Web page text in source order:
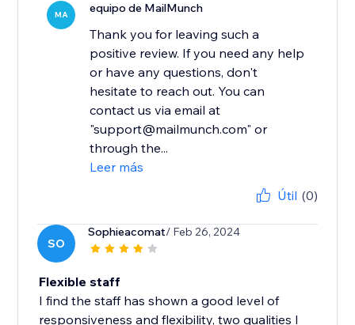
MA equipo de MailMunch
Thank you for leaving such a
positive review. If you need any help
or have any questions, don't
hesitate to reach out. You can
contact us via email at
"support@mailmunch.com" or
through the...
Leer más
Útil (0)
SO
Sophieacomat/ Feb 26, 2024
Flexible staff
I find the staff has shown a good level of
responsiveness and flexibility, two qualities I